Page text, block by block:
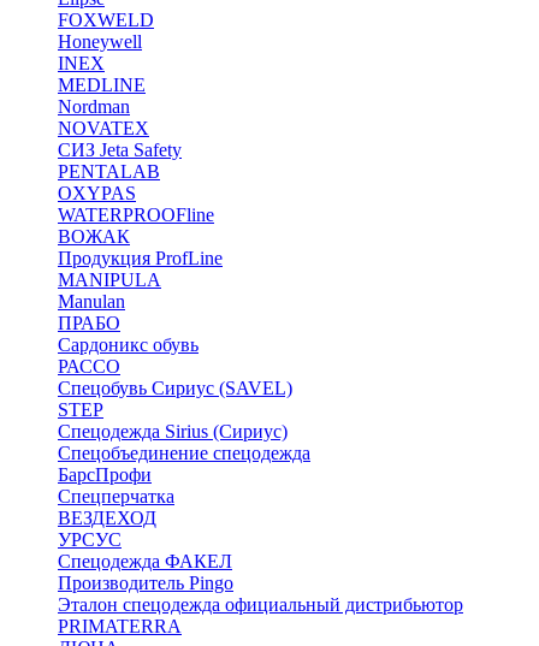
FOXWELD
Honeywell
INEX
MEDLINE
Nordman
NOVATEX
СИЗ Jeta Safety
PENTALAB
OXYPAS
WATERPROOFline
ВОЖАК
Продукция ProfLine
MANIPULA
Manulan
ПРАБО
Сардоникс обувь
РАССО
Спецобувь Сириус (SAVEL)
STEP
Спецодежда Sirius (Сириус)
Спецобъединение спецодежда
БарсПрофи
Спецперчатка
ВЕЗДЕХОД
УРСУС
Спецодежда ФАКЕЛ
Производитель Pingo
Эталон спецодежда официальный дистрибьютор
PRIMATERRA